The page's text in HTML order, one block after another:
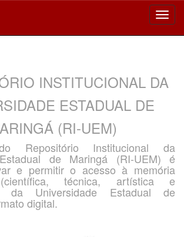
INSTITUCIONAL DA
ESTADUAL DE
(RI-UEM)
Repositório Institucional da
de Maringá (RI-UEM) é
e permitir o acesso à memória
técnica, artística e
da Universidade Estadual de
digital.